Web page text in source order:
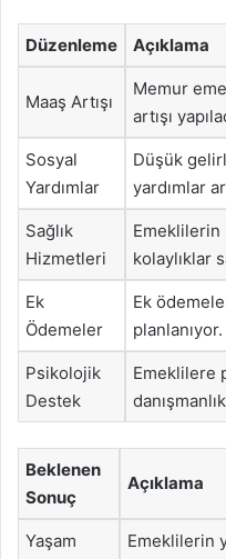
Düzenleme Açıklama
Maaş Artışı
Memur
artışı
Sosyal
Yardımlar
Düşük
yardımlar
Sağlık
Hizmetleri
Emeklilerin
kolaylıklar
Ek
Ödemeler
Ek
planlanıyor.
Psikolojik
Destek
Emeklilere
Beklenen
Sonuç
Açıklama
Yaşam
Emeklilerin